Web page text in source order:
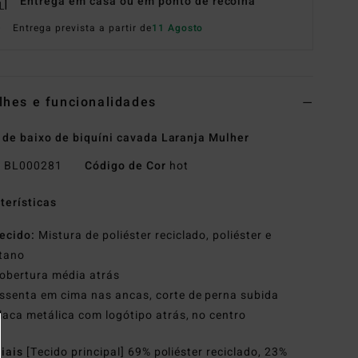
Entrega prevista a partir de11 Agosto
e funcionalidades
baixo de biquíni cavada Laranja Mulher
BL000281 Código de Cor hot
Mistura de poliéster reciclado, poliéster e
média atrás
em cima nas ancas, corte de perna subida
metálica com logótipo atrás, no centro
[Tecido principal] 69% poliéster reciclado, 23%